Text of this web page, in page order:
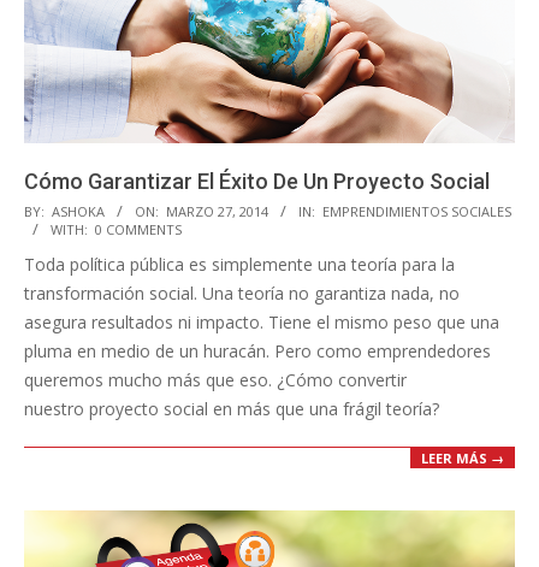
Cómo Garantizar El Éxito De Un Proyecto Social
2014-
03-
27
BY: ASHOKA ON: MARZO 27, 2014 IN: EMPRENDIMIENTOS SOCIALES
WITH: 0 COMMENTS
Toda política pública es simplemente una teoría para la
transformación social. Una teoría no garantiza nada, no
asegura resultados ni impacto. Tiene el mismo peso que una
pluma en medio de un huracán. Pero como emprendedores
queremos mucho más que eso. ¿Cómo convertir
nuestro proyecto social en más que una frágil teoría?
LEER MÁS →